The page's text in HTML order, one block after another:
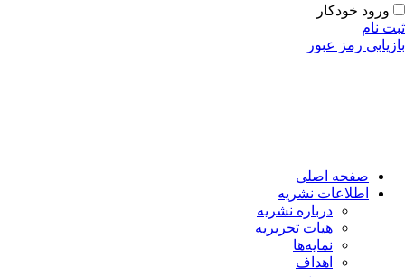
ورود خودکار
نام
رمز عبور
صفحه اصلی
اطلاعات نشریه
درباره نشریه
هیات تحریریه
نمایه‌ها
اهداف